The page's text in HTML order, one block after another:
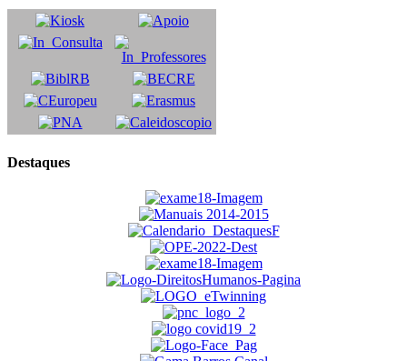
Destaques